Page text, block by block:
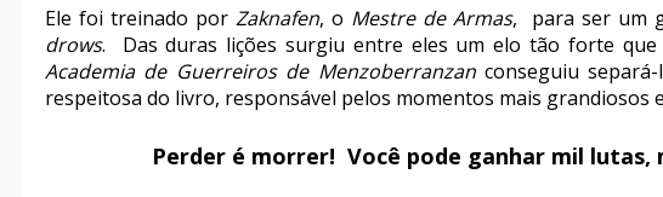
Ele foi treinado por Zaknafen, o Mestre de Armas, para ser um
drows. Das duras lições surgiu entre eles um elo tão forte que
Academia de Guerreiros de Menzoberranzan conseguiu
respeitosa do livro, responsável pelos momentos mais grandiosos
Perder é morrer! Você pode ganhar mil lutas,